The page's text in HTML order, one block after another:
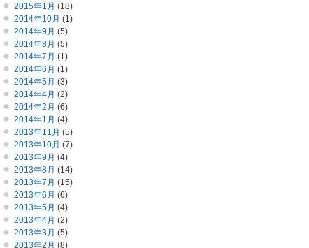
2015年1月 (18)
2014年10月 (1)
2014年9月 (5)
2014年8月 (5)
2014年7月 (1)
2014年6月 (1)
2014年5月 (3)
2014年4月 (2)
2014年2月 (6)
2014年1月 (4)
2013年11月 (5)
2013年10月 (7)
2013年9月 (4)
2013年8月 (14)
2013年7月 (15)
2013年6月 (6)
2013年5月 (4)
2013年4月 (2)
2013年3月 (5)
2013年2月 (8)